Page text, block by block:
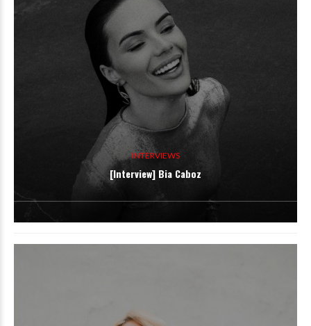
INTERVIEWS
[Interview] Bia Caboz